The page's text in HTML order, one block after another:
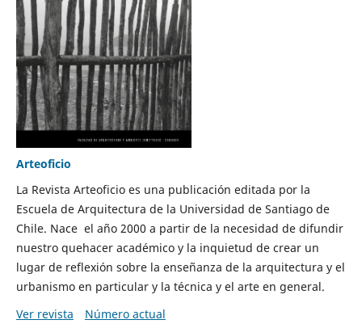
Arteoficio
La Revista Arteoficio es una publicación editada por la
Escuela de Arquitectura de la Universidad de Santiago de
Chile. Nace el año 2000 a partir de la necesidad de difundir
nuestro quehacer académico y la inquietud de crear un
lugar de reflexión sobre la enseñanza de la arquitectura y el
urbanismo en particular y la técnica y el arte en general.
Ver revista
Número actual